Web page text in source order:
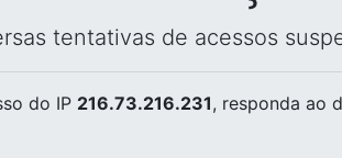
tentativas de acessos
do IP 216.73.216.231, responda ao